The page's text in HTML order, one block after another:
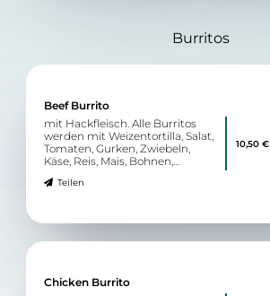
Burritos
Beef Burrito
mit Hackfleisch. Alle Burritos
werden mit Weizentortilla, Salat,
Tomaten, Gurken, Zwiebeln,
Käse, Reis, Mais, Bohnen,
Mayonnaise zubereitet.
Teilen
10,50 €
Chicken Burrito